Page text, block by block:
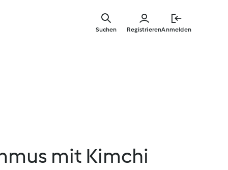
springen
RegistrierenAnmelden
Suchen
mit Kimchi